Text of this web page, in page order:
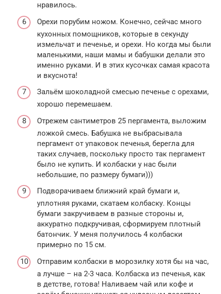
нравилось.
Орехи порубим ножом. Конечно, сейчас много
кухонных помощников, которые в секунду
измельчат и печенье, и орехи. Но когда мы были
маленькими, наши мамы и бабушки делали это
именно руками. И в этих кусочках самая красота
и вкуснота!
Зальём шоколадной смесью печенье с орехами,
хорошо перемешаем.
Отрежем сантиметров 25 пергамента, выложим
ложкой смесь. Бабушка не выбрасывала
пергамент от упаковок печенья, берегла для
таких случаев, поскольку просто так пергамент
было не купить. И колбаски у нас были
небольшие, по размеру бумаги)))
Подворачиваем ближний край бумаги и,
уплотняя руками, скатаем колбаску. Концы
бумаги закручиваем в разные стороны и,
аккуратно подкручивая, сформируем плотный
батончик. У меня получилось 4 колбаски
примерно по 15 см.
Отправим колбаски в морозилку хотя бы на час,
а лучше – на 2-3 часа. Колбаска из печенья, как
в детстве, готова! Наливаем чай или кофе и